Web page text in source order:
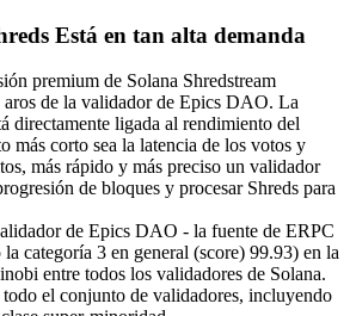
Está en tan alta demanda
premium de Solana Shredstream
de la validador de Epics DAO. La
directamente ligada al rendimiento del
más corto sea la latencia de los votos y
más rápido y más preciso un validador
de bloques y procesar Shreds para
de Epics DAO - la fuente de ERPC
categoría 3 en general (score) 99.93) en la
entre todos los validadores de Solana.
todo el conjunto de validadores, incluyendo